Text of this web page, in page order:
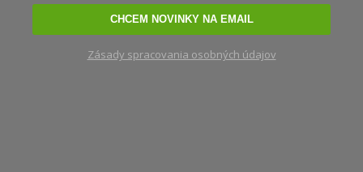
CHCEM NOVINKY NA EMAIL
Zásady spracovania osobných údajov